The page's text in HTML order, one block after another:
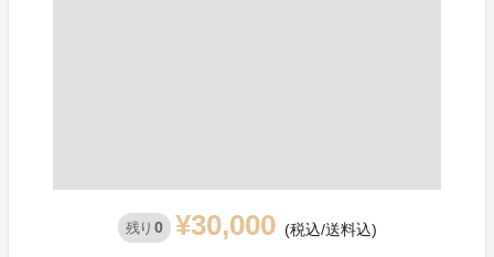
残り 0 ¥30,000 (税込/送料込)